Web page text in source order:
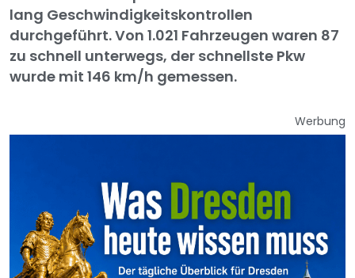
lang Geschwindigkeitskontrollen
durchgeführt. Von 1.021 Fahrzeugen waren 87
zu schnell unterwegs, der schnellste Pkw
wurde mit 146 km/h gemessen.
Werbung